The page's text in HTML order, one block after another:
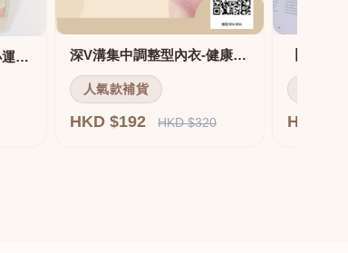
舒適無痕無鋼圈大胸顯小運動內衣 深V溝集中調整型內衣-健康軟鋼圈
人氣款補貨
HKD $192 HKD $320 HKD